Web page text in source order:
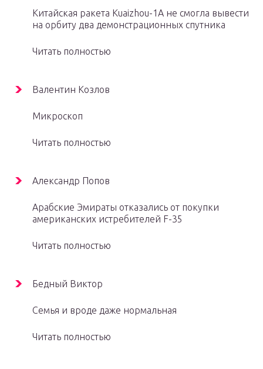
Китайская ракета Kuaizhou-1A не смогла вывести
на орбиту два демонстрационных спутника
Читать полностью
Валентин Козлов
Микроскоп
Читать полностью
Александр Попов
Арабские Эмираты отказались от покупки
американских истребителей F-35
Читать полностью
Бедный Виктор
Семья и вроде даже нормальная
Читать полностью